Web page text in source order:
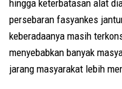
hingga keterbatasan alat
persebaran fasyankes
keberadaanya masih
menyebabkan banyak
jarang masyarakat lebih